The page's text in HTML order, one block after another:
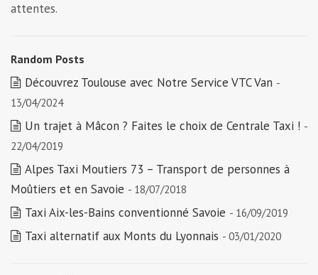
attentes.
Random Posts
Découvrez Toulouse avec Notre Service VTC Van -
13/04/2024
Un trajet à Mâcon ? Faites le choix de Centrale Taxi ! -
22/04/2019
Alpes Taxi Moutiers 73 – Transport de personnes à
Moûtiers et en Savoie - 18/07/2018
Taxi Aix-les-Bains conventionné Savoie - 16/09/2019
Taxi alternatif aux Monts du Lyonnais - 03/01/2020